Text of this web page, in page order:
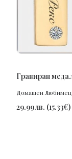
Гравиран
Домашен Любимец
29.99лв. (15.33€)